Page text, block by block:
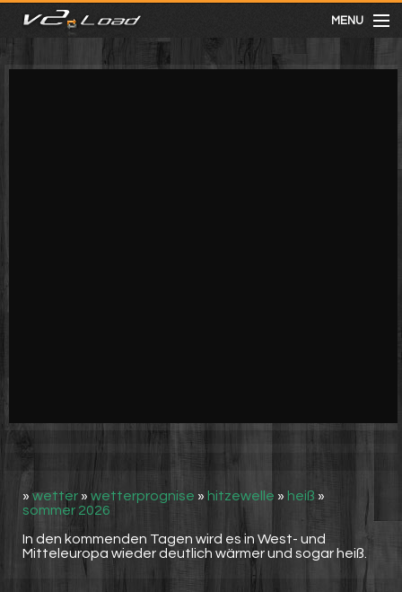
MENU
meist gesehen
» wetter » wetterprognise » hitzewelle » heiß »
sommer 2026
In den kommenden Tagen wird es in West- und
Mitteleuropa wieder deutlich wärmer und sogar heiß.